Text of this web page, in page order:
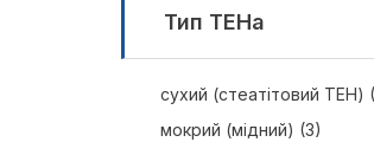
Тип ТЕНа
сухий (стеатітовий ТЕН)
мокрий (мідний) (3)